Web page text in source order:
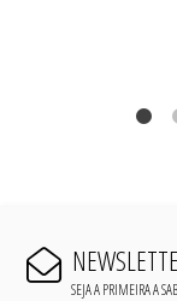
SEJA A PRIMEIRA A